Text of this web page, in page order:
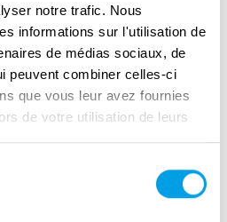
notre trafic. Nous
informations sur l'utilisation de
de médias sociaux, de
peuvent combiner celles-ci
que vous leur avez fournies
de votre utilisation de leurs
daar vermoord.
echter een baan als
hij kleding en schoenen
Duitse
gezinnen. Dankzij de
om het getto te
en belandde in een